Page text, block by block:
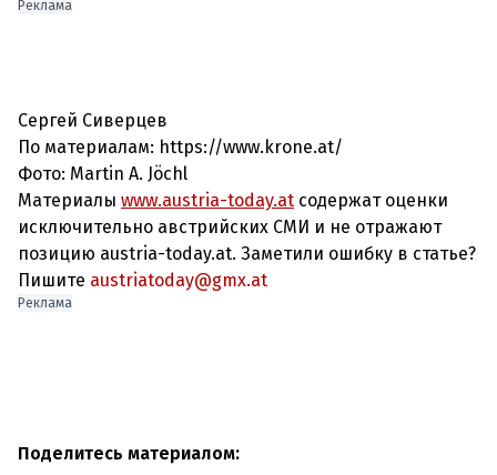
Реклама
Сергей Сиверцев
По материалам: https://www.krone.at/
Фото: Martin A. Jöchl
Материалы www.austria-today.at содержат оценки
исключительно австрийских СМИ и не отражают
позицию austria-today.at. Заметили ошибку в статье?
Пишите austriatoday@gmx.at
Реклама
Поделитесь материалом: